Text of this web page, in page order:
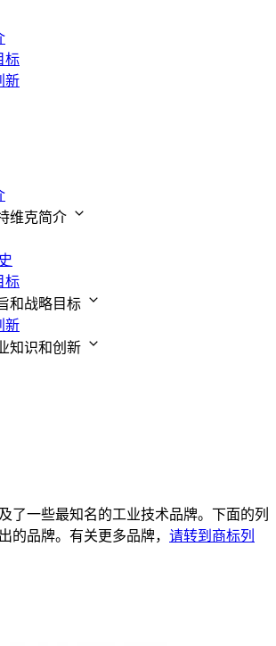
标
新
维克简介
标
和战略目标
新
知识和创新
了一些最知名的工业技术品牌。下面的列
的品牌。有关更多品牌， 请转到商标列